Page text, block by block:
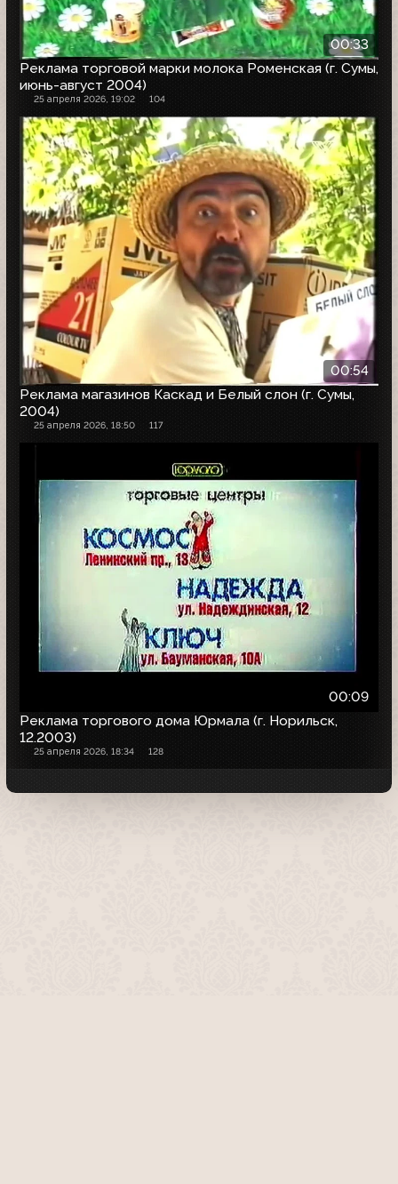
00:33
Реклама торговой марки молока Роменская (г. Сумы,
июнь-август 2004)
25 апреля 2026, 19:02 104
00:54
Реклама магазинов Каскад и Белый слон (г. Сумы,
2004)
25 апреля 2026, 18:50 117
00:09
Реклама торгового дома Юрмала (г. Норильск,
12.2003)
25 апреля 2026, 18:34 128